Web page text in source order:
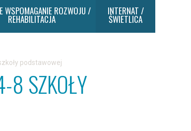
WSPOMAGANIE ROZWOJU /
REHABILITACJA
INTERNAT /
ŚWIETLICA
podstawowej
8 SZKOŁY